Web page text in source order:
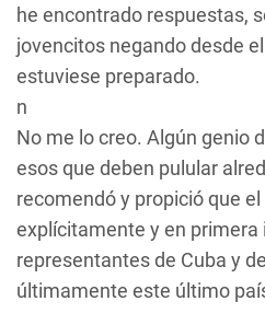
he encontrado respuestas,
jovencitos negando desde
estuviese preparado.
n
No me lo creo. Algún genio
esos que deben pulular
recomendó y propició que
explícitamente y en primera
representantes de Cuba y
últimamente este último